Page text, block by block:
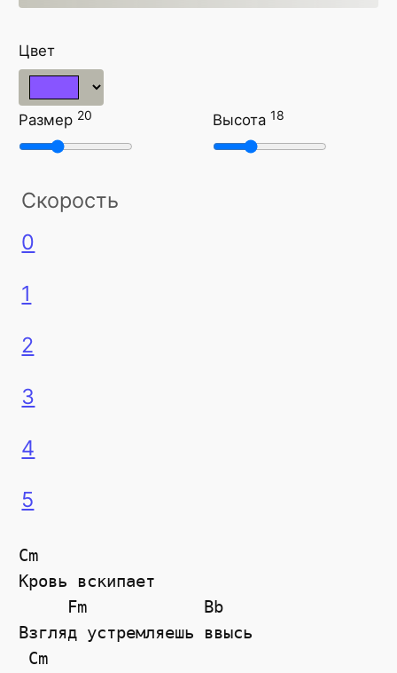
Цвет
Размер 20 Высота 18
Скорость
0
1
2
3
4
5
Cm
Кровь вскипает
     Fm            Bb
Взгляд устремляешь ввысь
Cm